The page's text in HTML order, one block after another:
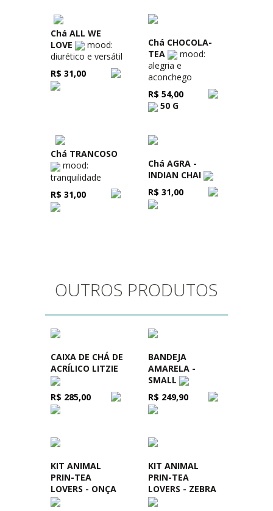
Chá ALL WE
LOVE
mood:
diurético e versátil
R$ 31,00
Chá CHOCOLA-
TEA
mood:
alegria e
aconchego
R$ 54,00
50 G
Chá TRANCOSO
mood:
tranquilidade
R$ 31,00
Chá AGRA -
INDIAN CHAI
R$ 31,00
OUTROS PRODUTOS
CAIXA DE CHÁ DE
ACRÍLICO LITZIE
R$ 285,00
BANDEJA
AMARELA -
SMALL
R$ 249,90
KIT ANIMAL
PRIN-TEA
LOVERS - ONÇA
KIT ANIMAL
PRIN-TEA
LOVERS - ZEBRA